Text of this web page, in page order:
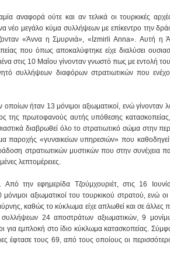
αναφορά ούτε και αν τελικά οι τουρκικές
νέο μεγάλο κύμα συλλήψεων με επίκεντρο την
«Άννα η Σμυρνιά», «İzmirli Anna». Αυτή η
που όπως αποκαλύφτηκε είχε διαλύσει
στις 10 Μαΐου γίνονταν γνωστό πως με εντολή
συλλήψεων διαφόρων στρατιωτικών που
ήταν 13 μόνιμοι αξιωματικοί, ενώ γίνονταν
της πρωτοφανούς αυτής υπόθεσης
διαβρωθεί όλο το στρατιωτικό σώμα στην
παροχής «γυναικείων υπηρεσιών» που
στρατιωτικών μυστικών που στην συνέχεια
λεπτομέρειες.
την εφημερίδα Τζούμχουριέτ, στις 16
αξιωματικοί του τουρκικού στρατού, ενώ οι
καθώς το κύκλωμα είχε απλωθεί και σε άλλες
24 αποστράτων αξιωματικών, 9
για εμπλοκή στο ίδιο κύκλωμα κατασκοπείας.
έφτασε τους 69, από τους οποίους οι